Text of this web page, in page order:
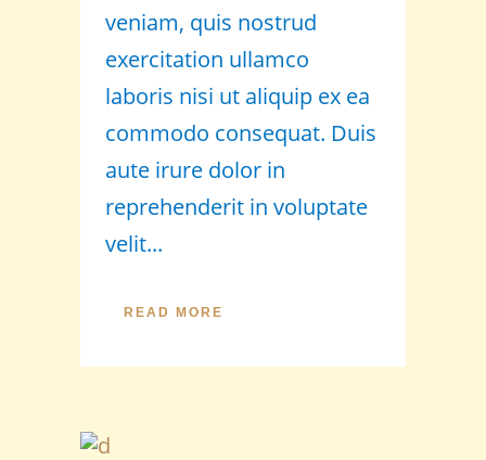
veniam, quis nostrud
exercitation ullamco
laboris nisi ut aliquip ex ea
commodo consequat. Duis
aute irure dolor in
reprehenderit in voluptate
velit...
READ MORE